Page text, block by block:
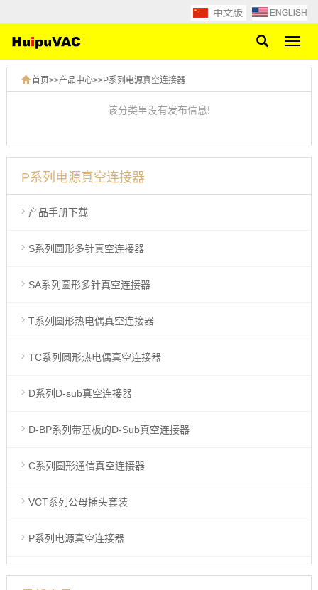
网
导
首页>>产品中心>>P系列电源真空连接器
该分类里没有发布信息!
P系列电源真空连接器
产品手册下载
S系列圆形多针真空连接器
SA系列圆形多针真空连接器
T系列圆形热电偶真空连接器
TC系列圆形热电偶真空连接器
D系列D-sub真空连接器
D-BP系列带基板的D-Sub真空连接器
C系列圆形通信真空连接器
VCT系列公母插头套装
P系列电源真空连接器